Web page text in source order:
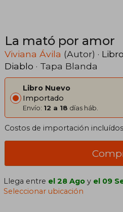
La mató por amor
Viviana Ávila (Autor) ·
Diablo · Tapa Blanda
Libro Nuevo
Importado
Envío: 12 a 18 días háb.
Costos de importación
Llega entre el 28 Ago y el 09
Seleccionar ubicación